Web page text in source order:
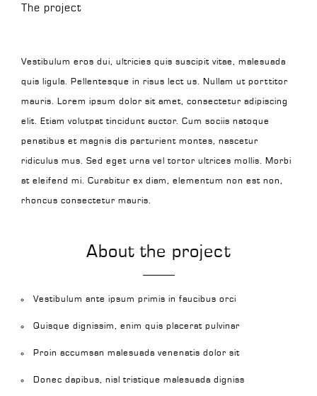
The project
Vestibulum eros dui, ultricies quis suscipit vitae, malesuada
quis ligula. Pellentesque in risus lect us. Nullam ut porttitor
mauris. Lorem ipsum dolor sit amet, consectetur adipiscing
elit. Etiam volutpat tincidunt auctor. Cum sociis natoque
penatibus et magnis dis parturient montes, nascetur
ridiculus mus. Sed eget urna vel tortor ultrices mollis. Morbi
at eleifend mi. Curabitur ex diam, elementum non est non,
rhoncus consectetur mauris.
About the project
Vestibulum ante ipsum primis in faucibus orci
Quisque dignissim, enim quis placerat pulvinar
Proin accumsan malesuada venenatis dolor sit
Donec dapibus, nisl tristique malesuada digniss